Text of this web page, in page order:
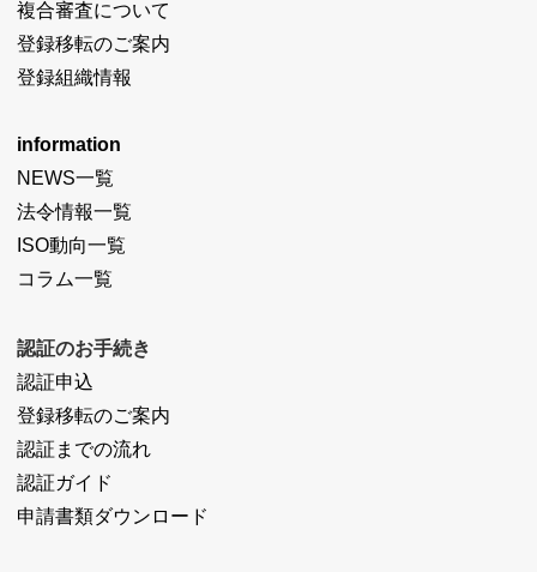
複合審査について
登録移転のご案内
登録組織情報
information
NEWS一覧
法令情報一覧
ISO動向一覧
コラム一覧
認証のお手続き
認証申込
登録移転のご案内
認証までの流れ
認証ガイド
申請書類ダウンロード